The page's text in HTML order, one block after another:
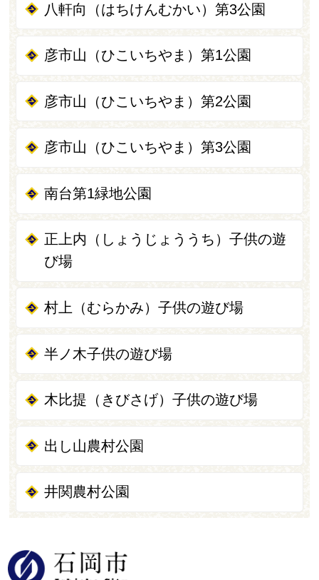
八軒向（はちけんむかい）第3公園
彦市山（ひこいちやま）第1公園
彦市山（ひこいちやま）第2公園
彦市山（ひこいちやま）第3公園
南台第1緑地公園
正上内（しょうじょううち）子供の遊
び場
村上（むらかみ）子供の遊び場
半ノ木子供の遊び場
木比提（きびさげ）子供の遊び場
出し山農村公園
井関農村公園